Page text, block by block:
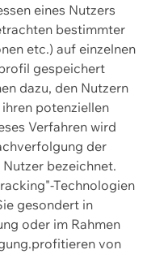
eines Nutzers
bestimmter
etc.) auf einzelnen
gespeichert
dazu, den Nutzern
potenziellen
Verfahren wird
der
bezeichnet.
Technologien
gesondert in
oder im Rahmen
von